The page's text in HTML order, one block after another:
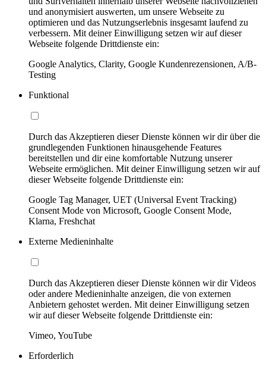
und anonymisiert auswerten, um unsere Webseite zu
optimieren und das Nutzungserlebnis insgesamt laufend zu
verbessern. Mit deiner Einwilligung setzen wir auf dieser
Webseite folgende Drittdienste ein:
Google Analytics, Clarity, Google Kundenrezensionen, A/B-
Testing
Funktional
Durch das Akzeptieren dieser Dienste können wir dir über die
grundlegenden Funktionen hinausgehende Features
bereitstellen und dir eine komfortable Nutzung unserer
Webseite ermöglichen. Mit deiner Einwilligung setzen wir auf
dieser Webseite folgende Drittdienste ein:
Google Tag Manager, UET (Universal Event Tracking)
Consent Mode von Microsoft, Google Consent Mode,
Klarna, Freshchat
Externe Medieninhalte
Durch das Akzeptieren dieser Dienste können wir dir Videos
oder andere Medieninhalte anzeigen, die von externen
Anbietern gehostet werden. Mit deiner Einwilligung setzen
wir auf dieser Webseite folgende Drittdienste ein:
Vimeo, YouTube
Erforderlich